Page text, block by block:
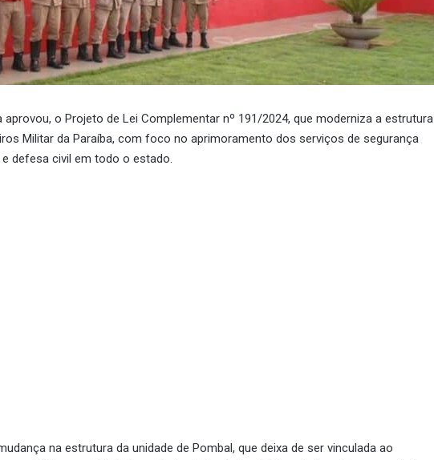
aprovou, o Projeto de Lei Complementar nº 191/2024, que moderniza a estrutura
Militar da Paraíba, com foco no aprimoramento dos serviços de segurança
defesa civil em todo o estado.
na estrutura da unidade de Pombal, que deixa de ser vinculada ao